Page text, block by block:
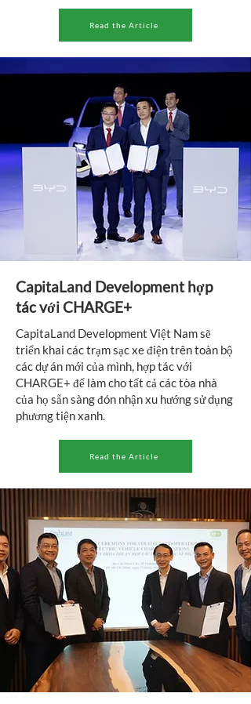
Read the Article
CapitaLand Development hợp
tác với CHARGE+
CapitaLand Development Việt Nam sẽ
triển khai các trạm sạc xe điện trên toàn bộ
các dự án mới của mình, hợp tác với
CHARGE+ để làm cho tất cả các tòa nhà
của họ sẵn sàng đón nhận xu hướng sử dụng
phương tiện xanh.
Read the Article